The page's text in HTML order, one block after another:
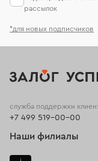
*для новых подписчиков
рассылок
служба поддержки
+7 499 519-00-00
Наши филиалы